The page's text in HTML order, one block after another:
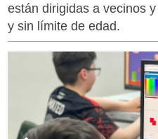
están dirigidas a vecinos
y sin límite de edad.